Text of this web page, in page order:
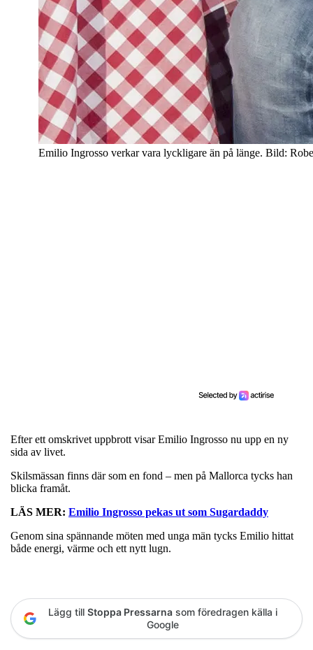
Emilio Ingrosso verkar vara lyckligare än på länge. Bild:
Efter ett omskrivet uppbrott visar Emilio Ingrosso nu upp en ny
sida av livet.
Skilsmässan finns där som en fond – men på Mallorca tycks han
blicka framåt.
LÄS MER: Emilio Ingrosso pekas ut som Sugardaddy
Genom sina spännande möten med unga män tycks Emilio hittat
både energi, värme och ett nytt lugn.
Lägg till Stoppa Pressarna som föredragen källa i
Google